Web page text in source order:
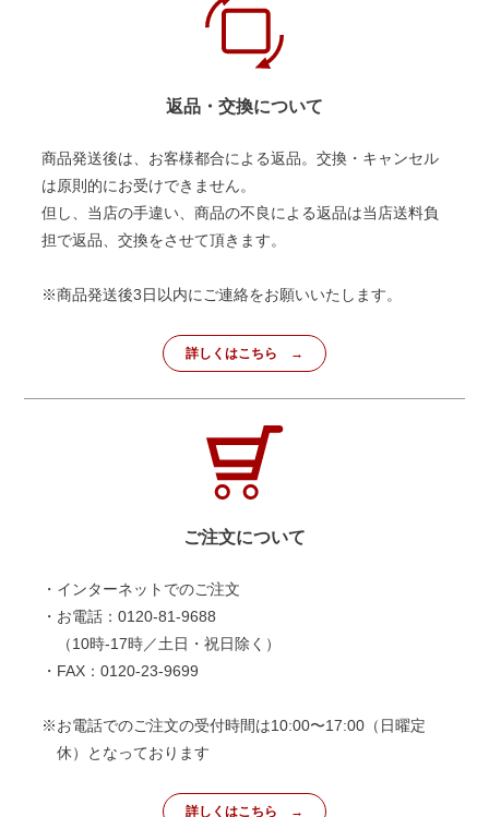
返品・交換について
商品発送後は、お客様都合による返品。交換・キャンセル
は原則的にお受けできません。
但し、当店の手違い、商品の不良による返品は当店送料負
担で返品、交換をさせて頂きます。
※商品発送後3日以内にご連絡をお願いいたします。
詳しくはこちら
ご注文について
・インターネットでのご注文
・お電話：0120-81-9688
（10時-17時／土日・祝日除く）
・FAX：0120-23-9699
※お電話でのご注文の受付時間は10:00〜17:00（日曜定
休）となっております
詳しくはこちら